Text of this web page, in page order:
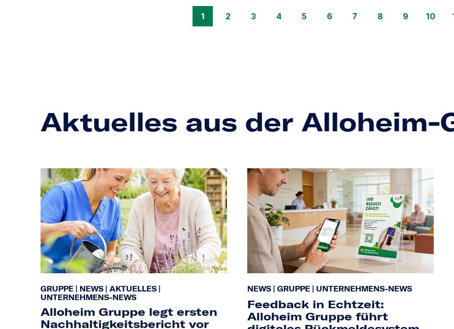
1 2 3 4 5 6 7 8 9 10
Aktuelles aus der Alloheim-
GRUPPE NEWS AKTUELLES
UNTERNEHMENS-NEWS
Alloheim Gruppe legt ersten
Nachhaltigkeitsbericht vor
NEWS GRUPPE UNTERNEHMENS-NEWS
Feedback in Echtzeit:
Alloheim Gruppe führt